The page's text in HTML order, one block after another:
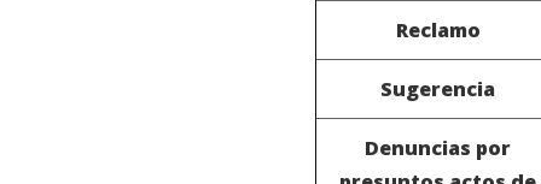
Reclamo
Sugerencia
Denuncias por